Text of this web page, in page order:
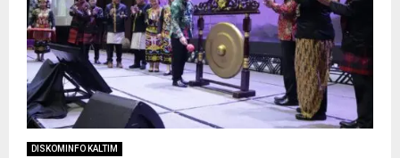
DISKOMINFO KALTIM